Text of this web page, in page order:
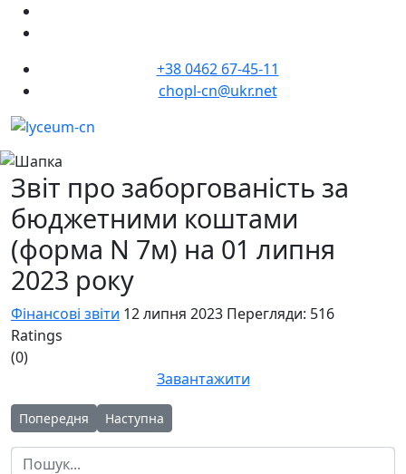
+38 0462 67-45-11
chopl-cn@ukr.net
Звіт про заборгованість за
бюджетними коштами
(форма N 7м) на 01 липня
2023 року
Фінансові звіти 12 липня 2023 Перегляди: 516
Ratings
(0)
Завантажити
Попередня стаття: Звіт про фінансові результати за дев'ять
Попередня Наступна стаття: Звіт про заборгованість
Наступна
Пошук